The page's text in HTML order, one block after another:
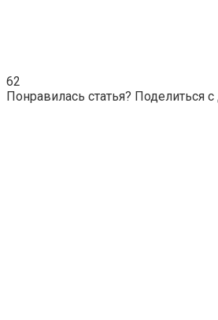
62
Понравилась статья? Поделиться